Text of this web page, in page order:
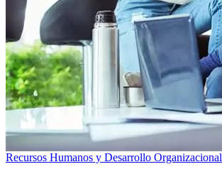
Recursos Humanos y Desarrollo Organizacional